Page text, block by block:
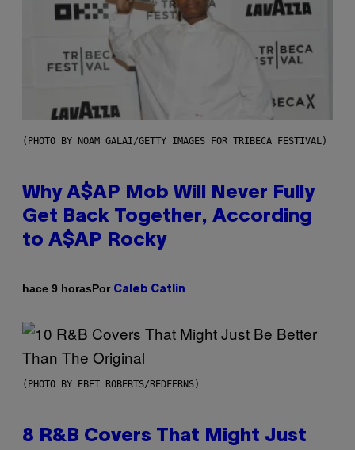
(PHOTO BY NOAM GALAI/GETTY IMAGES FOR TRIBECA FESTIVAL)
Why A$AP Mob Will Never Fully
Get Back Together, According
to A$AP Rocky
hace 9 horasPor Caleb Catlin
(PHOTO BY EBET ROBERTS/REDFERNS)
8 R&B Covers That Might Just